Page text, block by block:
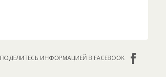
ПОДЕЛИТЕСЬ ИНФОРМАЦИЕЙ В FACEBOOK